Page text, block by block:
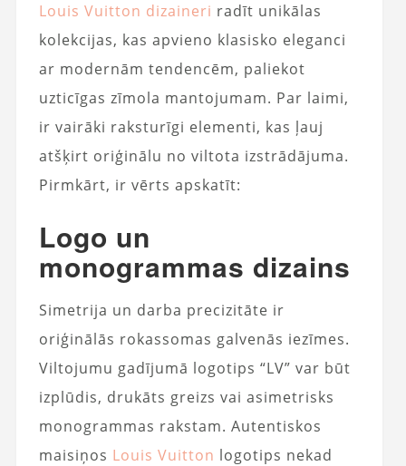
Louis Vuitton dizaineri radīt unikālas
kolekcijas, kas apvieno klasisko eleganci
ar modernām tendencēm, paliekot
uzticīgas zīmola mantojumam. Par laimi,
ir vairāki raksturīgi elementi, kas ļauj
atšķirt oriģinālu no viltota izstrādājuma.
Pirmkārt, ir vērts apskatīt:
Logo un
monogrammas dizains
Simetrija un darba precizitāte ir
oriģinālās rokassomas galvenās iezīmes.
Viltojumu gadījumā logotips “LV” var būt
izplūdis, drukāts greizs vai asimetrisks
monogrammas rakstam. Autentiskos
maisiņos Louis Vuitton logotips nekad